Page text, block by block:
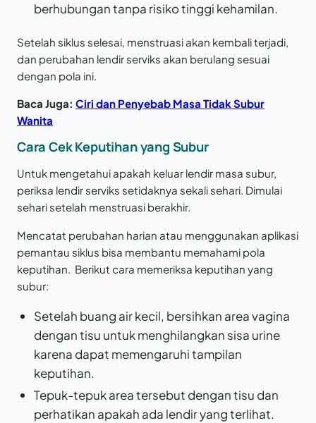
berhubungan tanpa risiko tinggi kehamilan.
Setelah siklus selesai, menstruasi akan kembali terjadi,
dan perubahan lendir serviks akan berulang sesuai
dengan pola ini.
Baca Juga: Ciri dan Penyebab Masa Tidak Subur
Wanita
Cara Cek Keputihan yang Subur
Untuk mengetahui apakah keluar lendir masa subur,
periksa lendir serviks setidaknya sekali sehari. Dimulai
sehari setelah menstruasi berakhir.
Mencatat perubahan harian atau menggunakan aplikasi
pemantau siklus bisa membantu memahami pola
keputihan. Berikut cara memeriksa keputihan yang
subur:
Setelah buang air kecil, bersihkan area vagina
dengan tisu untuk menghilangkan sisa urine
karena dapat memengaruhi tampilan
keputihan.
Tepuk-tepuk area tersebut dengan tisu dan
perhatikan apakah ada lendir yang terlihat.